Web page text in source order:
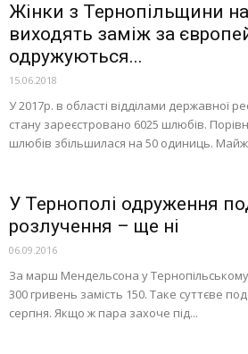
Жінки з Тернопільщини
виходять заміж за
одружуються...
15.06.2018
У 2017р. в області відділами державної
стану зареєстровано 6025 шлюбів.
шлюбів збільшилася на 50 одиниць.
У Тернополі одруження
розлучення – ще ні
06.09.2016
За марш Мендельсона у
300 гривень замість 150. Таке суттєве
серпня. Якщо ж пара захоче під...